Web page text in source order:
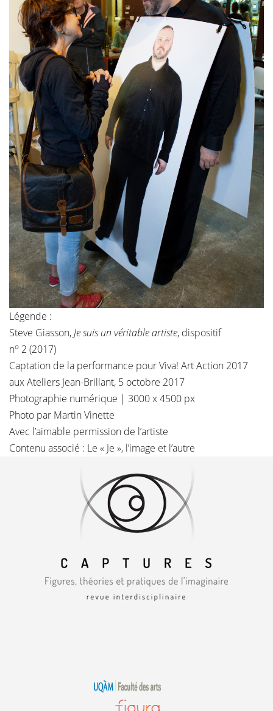
Légende :
Steve Giasson,Je suis un véritable artiste, dispositif
no 2 (2017)
Captation de la performance pour Viva! Art Action 2017
aux Ateliers Jean-Brillant, 5 octobre 2017
Photographie numérique | 3000 x 4500 px
Photo par Martin Vinette
Avec l’aimable permission de l’artiste
Contenu associé : Le « Je », l’image et l’autre